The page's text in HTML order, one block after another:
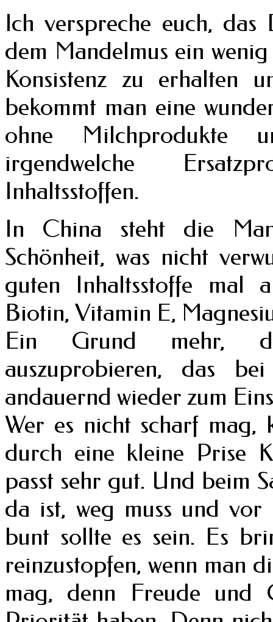
Ich verspreche euch,
dem Mandelmus ein
Konsistenz zu erhalten
bekommt man eine
ohne
irgendwelche
Inhaltsstoffen.
In China steht die
Schönheit, was nicht
guten Inhaltsstoffe mal
Biotin, Vitamin E,
Ein Grund mehr,
auszuprobieren, das
andauernd wieder zum
Wer es nicht scharf mag,
durch eine kleine Prise
passt sehr gut. Und beim
da ist, weg muss und
bunt sollte es sein. Es
reinzustopfen, wenn man
mag, denn Freude und